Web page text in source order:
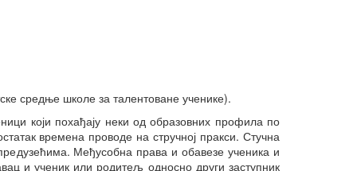
корисника
Контакт
средње школе за талентоване ученике).
који похађају неки од образовних профила по
времена проводе на стручној пракси. Стучна
Међусобна права и обавезе ученика и
и ученик или родитељ односно други заступник